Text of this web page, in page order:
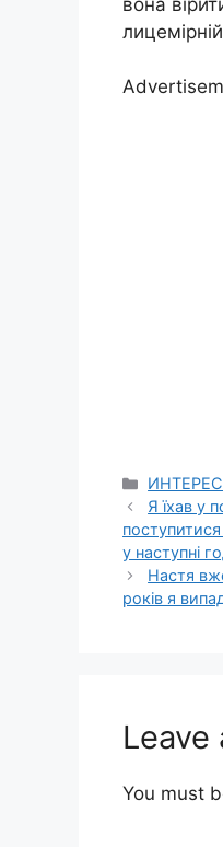
Я їхав у
у наступні
Настя
років я
Leave
You must